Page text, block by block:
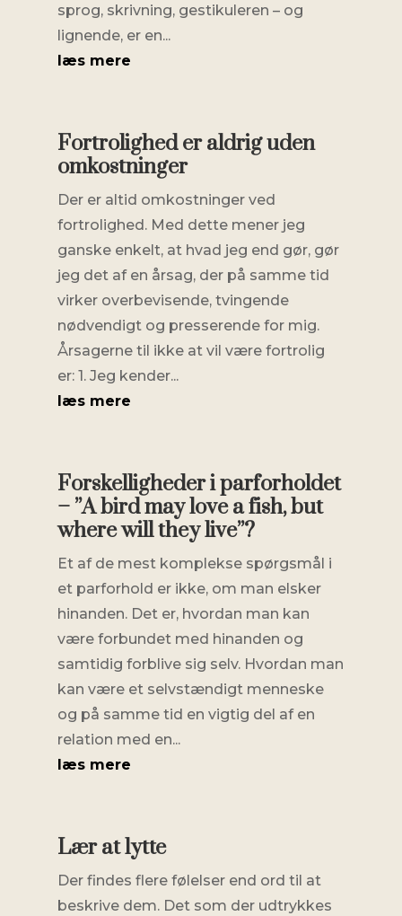
sprog, skrivning, gestikuleren – og
lignende, er en...
læs mere
Fortrolighed er aldrig uden
omkostninger
Der er altid omkostninger ved
fortrolighed. Med dette mener jeg
ganske enkelt, at hvad jeg end gør, gør
jeg det af en årsag, der på samme tid
virker overbevisende, tvingende
nødvendigt og presserende for mig.
Årsagerne til ikke at vil være fortrolig
er: 1. Jeg kender...
læs mere
Forskelligheder i parforholdet
– ”A bird may love a fish, but
where will they live”?
Et af de mest komplekse spørgsmål i
et parforhold er ikke, om man elsker
hinanden. Det er, hvordan man kan
være forbundet med hinanden og
samtidig forblive sig selv. Hvordan man
kan være et selvstændigt menneske
og på samme tid en vigtig del af en
relation med en...
læs mere
Lær at lytte
Der findes flere følelser end ord til at
beskrive dem. Det som der udtrykkes